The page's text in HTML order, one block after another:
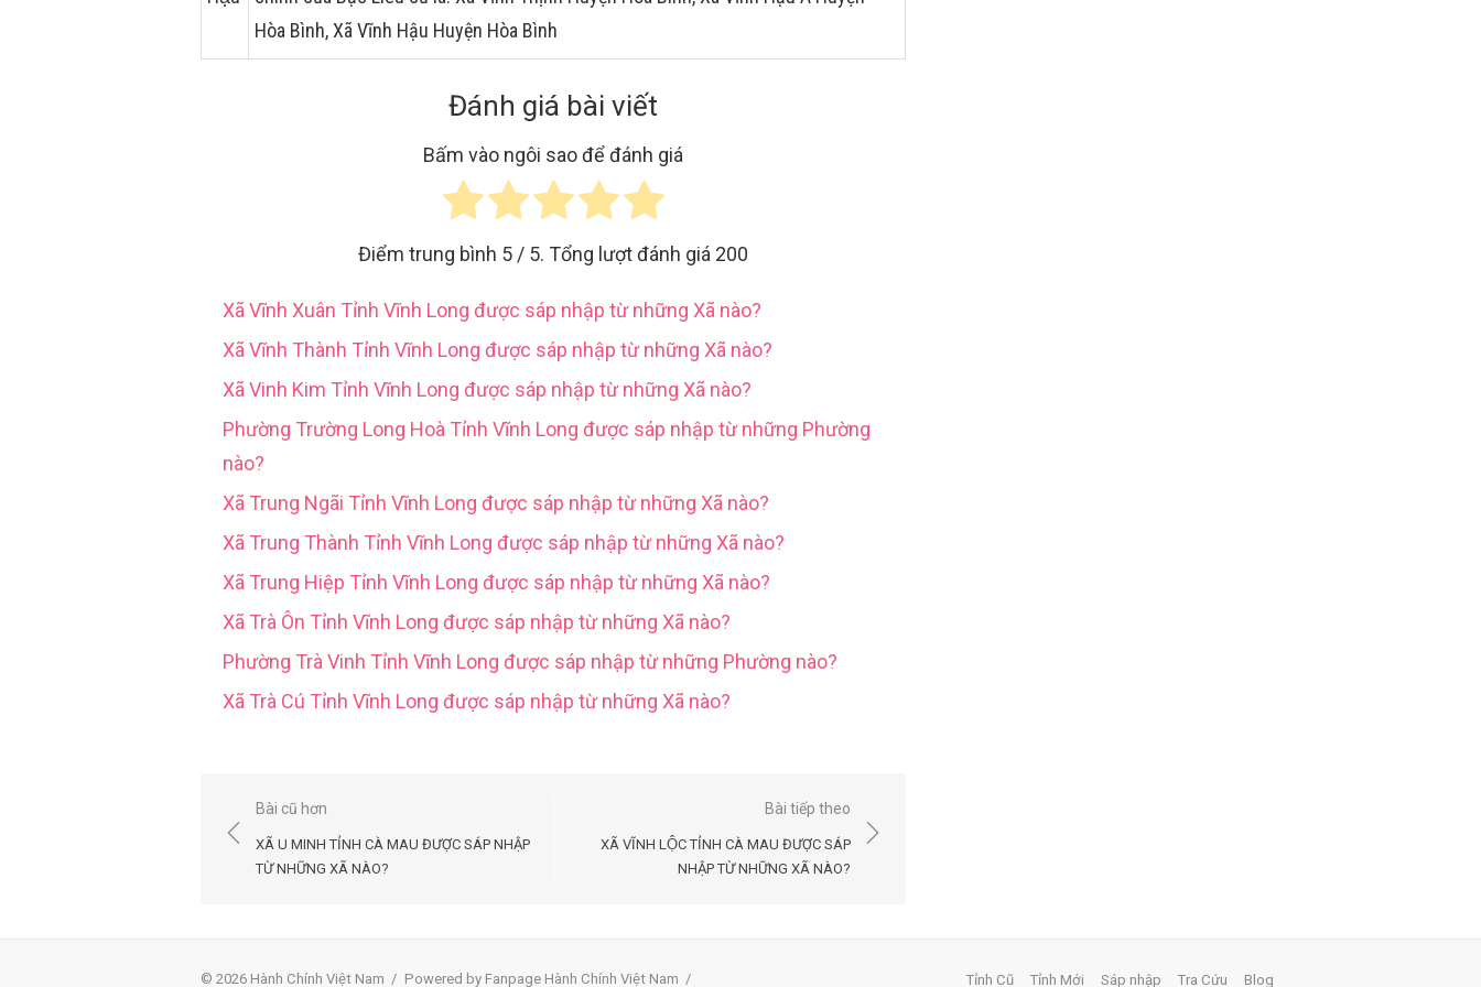
Hòa Bình, Xã Vĩnh Hậu Huyện Hòa Bình
Đánh giá bài viết
Bấm vào ngôi sao để đánh giá
Điểm trung bình 5 / 5. Tổng lượt đánh giá 200
Xã Vĩnh Xuân Tỉnh Vĩnh Long được sáp nhập từ những Xã nào?
Xã Vĩnh Thành Tỉnh Vĩnh Long được sáp nhập từ những Xã nào?
Xã Vinh Kim Tỉnh Vĩnh Long được sáp nhập từ những Xã nào?
Phường Trường Long Hoà Tỉnh Vĩnh Long được sáp nhập từ những Phường
nào?
Xã Trung Ngãi Tỉnh Vĩnh Long được sáp nhập từ những Xã nào?
Xã Trung Thành Tỉnh Vĩnh Long được sáp nhập từ những Xã nào?
Xã Trung Hiệp Tỉnh Vĩnh Long được sáp nhập từ những Xã nào?
Xã Trà Ôn Tỉnh Vĩnh Long được sáp nhập từ những Xã nào?
Phường Trà Vinh Tỉnh Vĩnh Long được sáp nhập từ những Phường nào?
Xã Trà Cú Tỉnh Vĩnh Long được sáp nhập từ những Xã nào?
Điều
hướng
bài
Bài cũ hơn
XÃ U MINH TỈNH CÀ MAU ĐƯỢC SÁP NHẬP
TỪ NHỮNG XÃ NÀO?
Bài tiếp theo
XÃ VĨNH LỘC TỈNH CÀ MAU ĐƯỢC SÁP
NHẬP TỪ NHỮNG XÃ NÀO?
© 2026 Hành Chính Việt Nam / Powered by Fanpage Hành Chính Việt Nam / Tỉnh Cũ Tỉnh Mới Sáp nhập Tra Cứu Blog